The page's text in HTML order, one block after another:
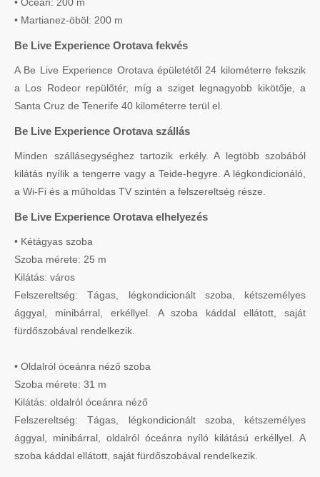
• Martianez-öböl: 200 m
Be Live Experience Orotava fekvés
A Be Live Experience Orotava épületétől 24 kilométerre fekszik
a Los Rodeor repülőtér, míg a sziget legnagyobb kikötője, a
Santa Cruz de Tenerife 40 kilométerre terül el.
Be Live Experience Orotava szállás
Minden szállásegységhez tartozik erkély. A legtöbb szobából
kilátás nyílik a tengerre vagy a Teide-hegyre. A légkondicionáló,
a Wi-Fi és a műholdas TV szintén a felszereltség része.
Be Live Experience Orotava elhelyezés
• Kétágyas szoba
Szoba mérete: 25 m
Kilátás: város
Felszereltség: Tágas, légkondicionált szoba, kétszemélyes
ággyal, minibárral, erkéllyel. A szoba káddal ellátott, saját
fürdőszobával rendelkezik.
• Oldalról óceánra néző szoba
Szoba mérete: 31 m
Kilátás: oldalról óceánra néző
Felszereltség: Tágas, légkondicionált szoba, kétszemélyes
ággyal, minibárral, oldalról óceánra nyíló kilátású erkéllyel. A
szoba káddal ellátott, saját fürdőszobával rendelkezik.